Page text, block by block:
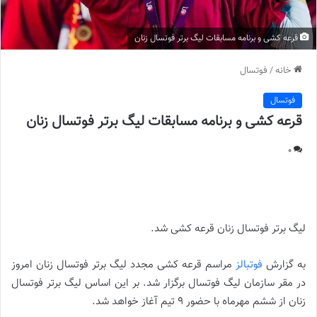
قرعه کشی و برنامه مسابقات لیگ برتر فوتسال زنان
خانه/ فوتسال
فوتسال
قرعه کشی و برنامه مسابقات لیگ برتر فوتسال زنان
0
لیگ برتر فوتسال زنان قرعه کشی شد.
به گزارش فوتبالز مراسم قرعه کشی مجدد لیگ برتر فوتسال زنان امروز
در مقر سازمان لیگ فوتسال برگزار شد. بر این اساس لیگ برتر فوتسال
زنان از ششم مهرماه با حضور ۹ تیم آغاز خواهد شد.